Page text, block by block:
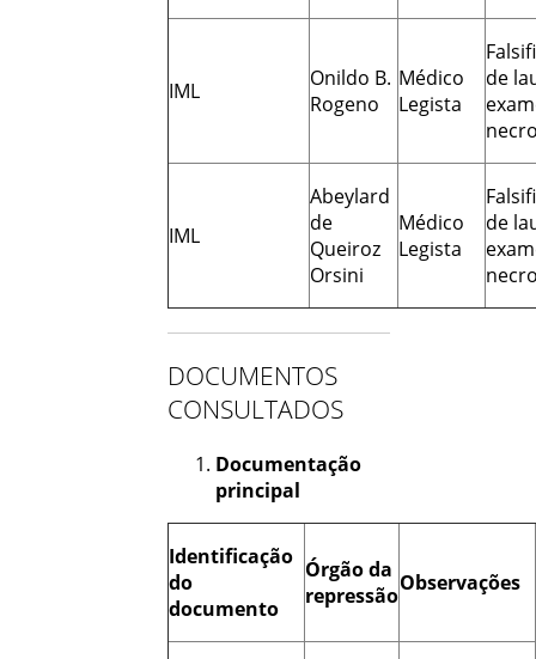
IML
Onildo B.
Rogeno
Médico
Legista
de
IML
Abeylard
de
Queiroz
Orsini
Médico
Legista
de
DOCUMENTOS
CONSULTADOS
Documentação
principal
Identificação
do
documento
Órgão da
repressãoObservações